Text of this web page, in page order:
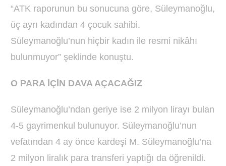
“ATK raporunun bu sonucuna göre, Süleymanoğlu,
üç ayrı kadından 4 çocuk sahibi.
Süleymanoğlu’nun hiçbir kadın ile resmi nikâhı
bulunmuyor” şeklinde konuştu.
O PARA İÇİN DAVA AÇACAĞIZ
Süleymanoğlu’ndan geriye ise 2 milyon lirayı bulan
4-5 gayrimenkul bulunuyor. Süleymanoğlu’nun
vefatından 4 ay önce kardeşi M. Süleymanoğlu’na
2 milyon liralık para transferi yaptığı da öğrenildi.